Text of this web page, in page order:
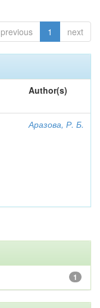
previous 1 next
Author(s)
Аразова, Р. Б.
1